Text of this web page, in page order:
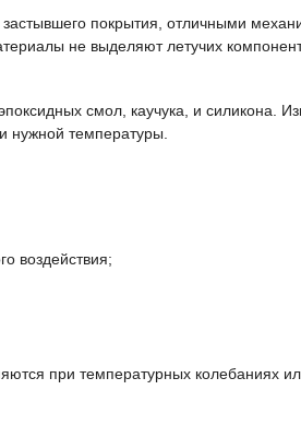
покрытия, отличными
не выделяют летучих
смол, каучука, и силикона.
нужной температуры.
воздействия;
при температурных колебаниях